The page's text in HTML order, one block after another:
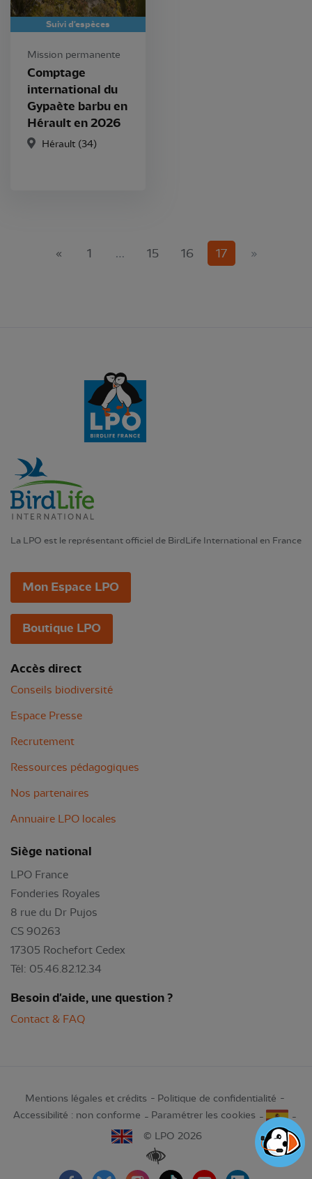
Suivi d'espèces
Mission permanente
Comptage
international du
Gypaète barbu en
Hérault en 2026
Hérault (34)
« 1 … 15 16 17(current)
»
La LPO est le représentant officiel de BirdLife International en France
Mon Espace LPO
Boutique LPO
Accès direct
Conseils biodiversité
Espace Presse
Recrutement
Ressources pédagogiques
Nos partenaires
Annuaire LPO locales
Siège national
LPO France
Fonderies Royales
8 rue du Dr Pujos
CS 90263
17305 Rochefort Cedex
Tél: 05.46.82.12.34
Besoin d'aide, une question ?
Contact & FAQ
Mentions légales et crédits
Politique de confidentialité
Accessibilité : non conforme
Paramétrer les cookies
© LPO 2026
Renforcer les contrastes